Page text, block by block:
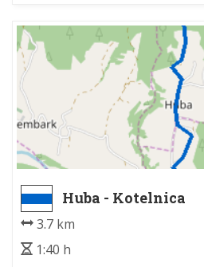
Huba - Kotelnica
3.7 km
1:40 h